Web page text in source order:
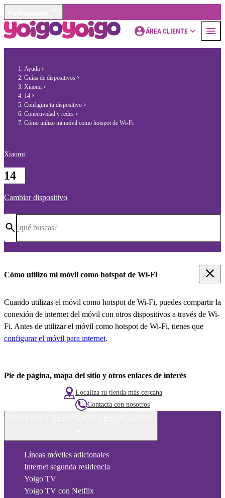
ÁREA CLIENTE
Ayuda
Guías de dispositivos
Xiaomi
14
Configura tu dispositivo
Conectividad y redes
Cómo utilizo mi móvil como hotspot de Wi-Fi
Xiaomi
14
Cambiar dispositivo
¿qué buscas?
Cómo utilizo mi móvil como hotspot de Wi-Fi
Cuando utilizas el móvil como hotspot de Wi-Fi, puedes compartir la
conexión de internet del móvil con otros dispositivos a través de Wi-
Fi. Antes de utilizar el móvil como hotspot de Wi-Fi, tienes que
configurar el móvil para internet.
Pie de página, mapa del sitio y otros enlaces de interés
Localiza tu tienda más cercana
Contacta con nosotros
Líneas móviles adicionales
Internet segunda residencia
Yoigo TV
Yoigo TV con Netflix